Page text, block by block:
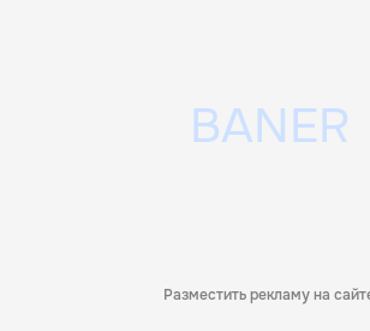
Разместить рекламу на